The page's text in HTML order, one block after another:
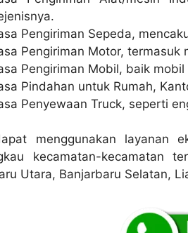
Pengiriman Sepeda,
Pengiriman Motor,
Pengiriman Mobil, baik
Pindahan untuk Rumah,
Penyewaan Truck, seperti
menggunakan layanan
kecamatan-kecamatan
Utara, Banjarbaru Selatan,